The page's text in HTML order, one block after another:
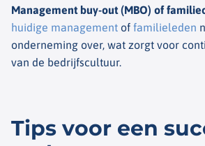
Management buy-out (MBO) of
huidige management of familieleden
onderneming over, wat zorgt voor
van de bedrijfscultuur.
Tips voor een